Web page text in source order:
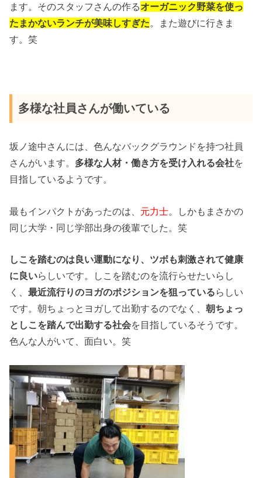
ます。そのスタッフさんの作るオーガニック野菜を使っ
たまかないランチが美味しすぎた。また遊びに行きま
す。笑
多様な社員さんが働いている
坂ノ途中さんには、色んなバックグラウンドを持つ社員
さんがいます。 多様な人材・働き方を受け入れる会社を
目指しているようです。
最もインパクトがあったのは、 元力士。しかもまさかの
同じ大学・同じ学部出身の後輩でした。笑
しこを踏むのは良い運動になり、ツボも刺激されて健康
に良いらしいです。しこを踏むのを流行らせたいらし
く、最近流行りのヨガのポジションを狙っているらしい
です。朝ちょっとヨガして出勤するのでなく、朝ちょっ
としこを踏んで出勤する社会を目指しているそうです。
色んな人がいて、面白い。笑